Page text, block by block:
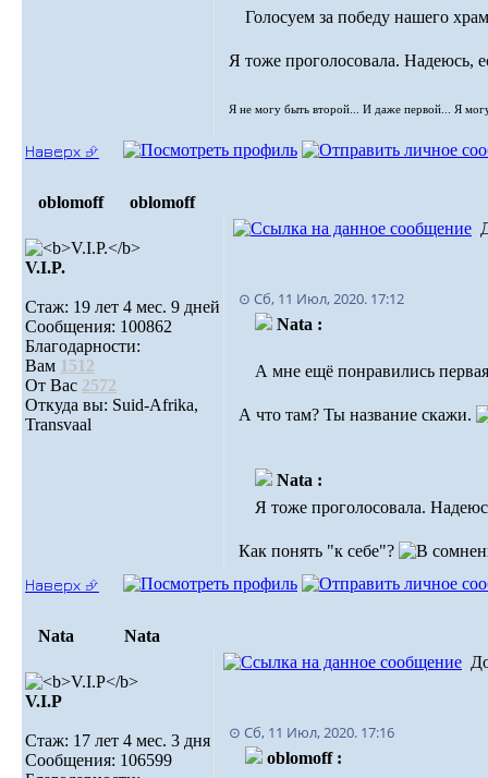
Голосуем за победу нашего
Я тоже проголосовала. Надеюсь,
Я не могу быть второй... И даже первой... Я
Наверх ⮵
oblomoff oblomoff
V.I.P.
Стаж: 19 лет 4 мес. 9 дней
Сообщения: 100862
Благодарности:
Вам 1512
От Вас 2572
Откуда вы: Suid-Afrika,
Transvaal
⊙ Сб, 11 Июл, 2020. 17:12
Nata :
А мне ещё понравились
А что там? Ты название скажи.
Nata :
Я тоже проголосовала.
Как понять "к себе"?
Наверх ⮵
Nata Nata
V.I.Р
Стаж: 17 лет 4 мес. 3 дня
Сообщения: 106599
⊙ Сб, 11 Июл, 2020. 17:16
oblomoff :